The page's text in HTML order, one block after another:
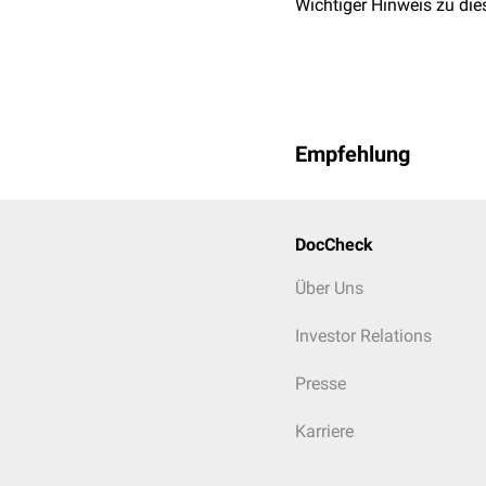
Wichtiger Hinweis zu
Empfehlung
DocCheck
Über Uns
Investor Relations
Presse
Karriere